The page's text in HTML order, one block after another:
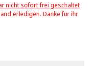
nicht sofort frei geschaltet
erledigen. Danke für ihr